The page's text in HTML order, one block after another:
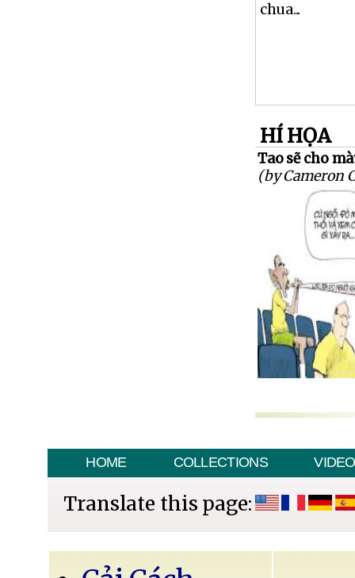
chua...
HÍ HỌA
Tao sẽ cho
(by Cameron
HOME COLLECTIONS VIDEO
Translate this page: